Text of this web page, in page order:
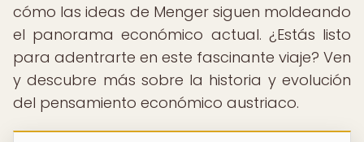
cómo las ideas de Menger siguen moldeando
el panorama económico actual. ¿Estás listo
para adentrarte en este fascinante viaje? Ven
y descubre más sobre la historia y evolución
del pensamiento económico austriaco.